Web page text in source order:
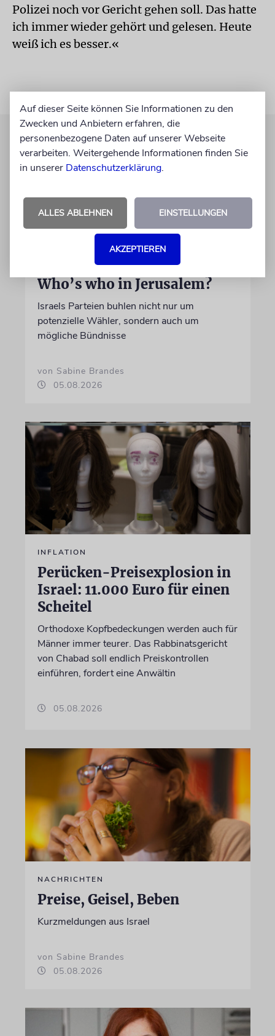
Polizei noch vor Gericht gehen soll. Das hatte
ich immer wieder gehört und gelesen. Heute
weiß ich es besser.«
WAHLKAMPF
Who’s who in Jerusalem?
Israels Parteien buhlen nicht nur um
potenzielle Wähler, sondern auch um
mögliche Bündnisse
von Sabine Brandes
05.08.2026
INFLATION
Perücken-Preisexplosion in
Israel: 11.000 Euro für einen
Scheitel
Orthodoxe Kopfbedeckungen werden auch für
Männer immer teurer. Das Rabbinatsgericht
von Chabad soll endlich Preiskontrollen
einführen, fordert eine Anwältin
05.08.2026
NACHRICHTEN
Preise, Geisel, Beben
Kurzmeldungen aus Israel
von Sabine Brandes
05.08.2026
Auf dieser Seite können Sie Informationen zu den
Zwecken und Anbietern erfahren, die
personenbezogene Daten auf unserer Webseite
verarbeiten. Weitergehende Informationen finden Sie
in unserer Datenschutzerklärung.
ALLES ABLEHNEN EINSTELLUNGEN
AKZEPTIEREN